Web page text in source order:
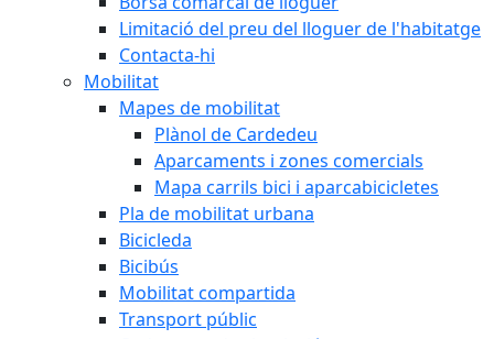
Limitació del preu del lloguer de l'habitatge
Contacta-hi
Mobilitat
Mapes de mobilitat
Plànol de Cardedeu
Aparcaments i zones comercials
Mapa carrils bici i aparcabicicletes
Pla de mobilitat urbana
Bicicleda
Bicibús
Mobilitat compartida
Transport públic